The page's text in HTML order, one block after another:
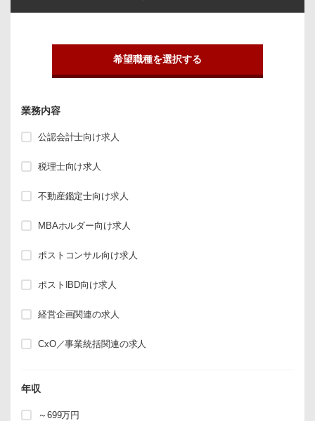
希望職種を選択する
業務内容
公認会計士向け求人
税理士向け求人
不動産鑑定士向け求人
MBAホルダー向け求人
ポストコンサル向け求人
ポストIBD向け求人
経営企画関連の求人
CxO／事業統括関連の求人
年収
～699万円